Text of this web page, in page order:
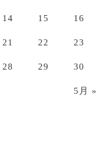
14 15 16
21 22 23
28 29 30
5月 »